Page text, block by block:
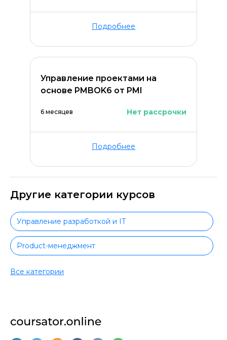
Подробнее
Управление проектами на
основе PMBOK6 от PMI
6 месяцев Нет рассрочки
Подробнее
Другие категории курсов
Управление разработкой и IT
Product-менеджмент
Project-менеджмент
Руководство маркетингом
Все категории